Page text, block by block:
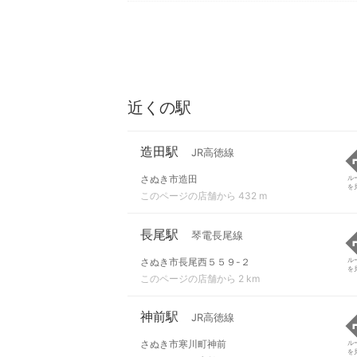
近くの駅
造田駅 JR高徳線
さぬき市造田
このページの店舗から 432 m
ル
を
長尾駅 琴電長尾線
さぬき市長尾西５５９-２
このページの店舗から 2 km
ル
を
神前駅 JR高徳線
さぬき市寒川町神前
ル
を